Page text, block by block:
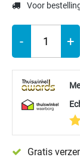
Voor
- +
Gratis